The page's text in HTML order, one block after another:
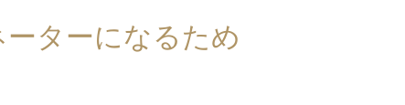
ターになるため